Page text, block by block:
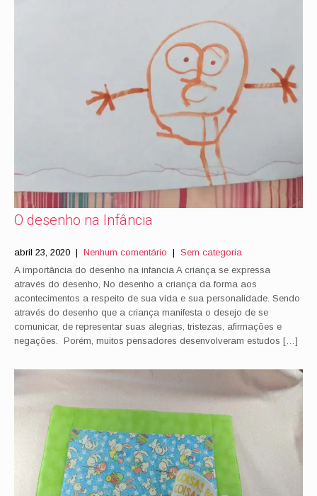
O desenho na Infância
abril 23, 2020 | Nenhum comentário | Sem categoria
A importância do desenho na infancia A criança se expressa
através do desenho, No desenho a criança da forma aos
acontecimentos a respeito de sua vida e sua personalidade. Sendo
através do desenho que a criança manifesta o desejo de se
comunicar, de representar suas alegrias, tristezas, afirmações e
negações. Porém, muitos pensadores desenvolveram estudos […]